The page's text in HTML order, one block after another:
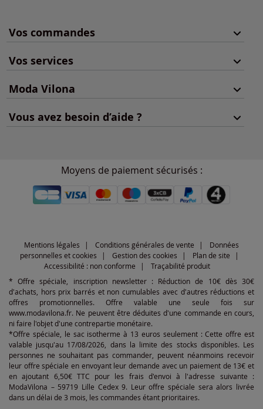
Vos commandes
Vos services
Moda Vilona
Vous avez besoin d’aide ?
Moyens de paiement sécurisés :
Mentions légales Conditions générales de vente
Données
personnelles et cookies
Gestion des cookies
Plan de site
Accessibilité : non conforme
Traçabilité produit
* Offre spéciale, inscription newsletter : Réduction de 10€ dès 30€
d'achats, hors prix barrés et non cumulables avec d'autres réductions et
offres promotionnelles. Offre valable une seule fois sur
www.modavilona.fr. Ne peuvent être déduites d'une commande en cours,
ni faire l'objet d'une contrepartie monétaire.
*Offre spéciale, le sac isotherme à 13 euros seulement : Cette offre est
valable jusqu'au 17/08/2026, dans la limite des stocks disponibles. Les
personnes ne souhaitant pas commander, peuvent néanmoins recevoir
leur offre spéciale en envoyant leur demande avec un paiement de 13€ et
en ajoutant 6,50€ TTC pour les frais d'envoi à l'adresse suivante :
ModaVilona – 59719 Lille Cedex 9. Leur offre spéciale sera alors livrée
dans un délai de 3 mois, les commandes étant prioritaires.